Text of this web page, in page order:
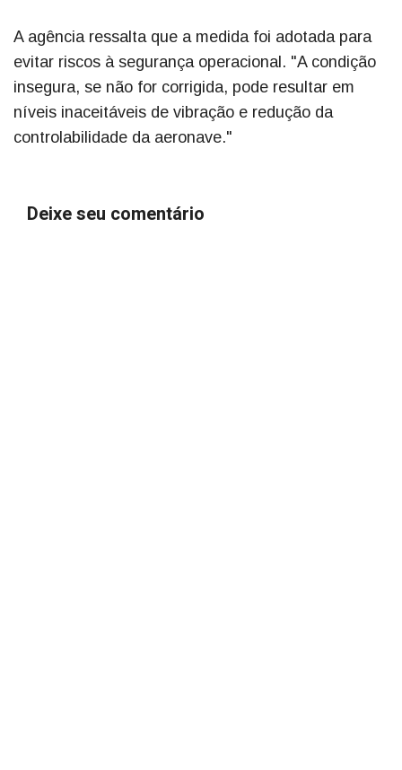
A agência ressalta que a medida foi adotada para
evitar riscos à segurança operacional. "A condição
insegura, se não for corrigida, pode resultar em
níveis inaceitáveis de vibração e redução da
controlabilidade da aeronave."
Deixe seu comentário